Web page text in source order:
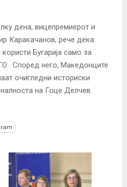
дена, вицепремиерот и
Каракачанов, рече дека
користи Бугарија само за
. Според него, Македонците
очигледни историски
на Гоце Делчев.